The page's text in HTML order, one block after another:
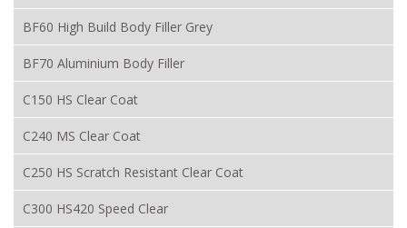
BF60 High Build Body Filler Grey
BF70 Aluminium Body Filler
C150 HS Clear Coat
C240 MS Clear Coat
C250 HS Scratch Resistant Clear Coat
C300 HS420 Speed Clear